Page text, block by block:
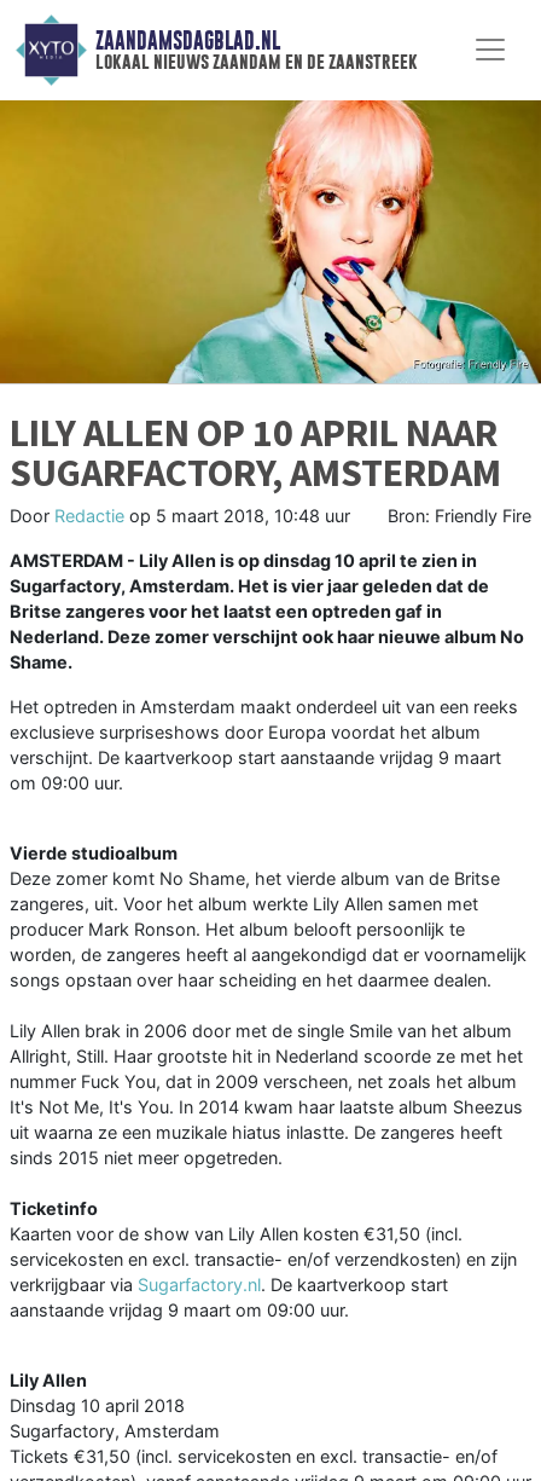
ZAANDAMSDAGBLAD.NL
lokaal nieuws zaandam en de zaanstreek
LILY ALLEN OP 10 APRIL NAAR
SUGARFACTORY, AMSTERDAM
Door Redactie op 5 maart 2018, 10:48 uur Bron: Friendly Fire
AMSTERDAM - Lily Allen is op dinsdag 10 april te zien in
Sugarfactory, Amsterdam. Het is vier jaar geleden dat de
Britse zangeres voor het laatst een optreden gaf in
Nederland. Deze zomer verschijnt ook haar nieuwe album No
Shame.
Het optreden in Amsterdam maakt onderdeel uit van een reeks
exclusieve surpriseshows door Europa voordat het album
verschijnt. De kaartverkoop start aanstaande vrijdag 9 maart
om 09:00 uur.
Vierde studioalbum
Deze zomer komt No Shame, het vierde album van de Britse
zangeres, uit. Voor het album werkte Lily Allen samen met
producer Mark Ronson. Het album belooft persoonlijk te
worden, de zangeres heeft al aangekondigd dat er voornamelijk
songs opstaan over haar scheiding en het daarmee dealen.
Lily Allen brak in 2006 door met de single Smile van het album
Allright, Still. Haar grootste hit in Nederland scoorde ze met het
nummer Fuck You, dat in 2009 verscheen, net zoals het album
It's Not Me, It's You. In 2014 kwam haar laatste album Sheezus
uit waarna ze een muzikale hiatus inlastte. De zangeres heeft
sinds 2015 niet meer opgetreden.
Ticketinfo
Kaarten voor de show van Lily Allen kosten €31,50 (incl.
servicekosten en excl. transactie- en/of verzendkosten) en zijn
verkrijgbaar via Sugarfactory.nl. De kaartverkoop start
aanstaande vrijdag 9 maart om 09:00 uur.
Lily Allen
Dinsdag 10 april 2018
Sugarfactory, Amsterdam
Tickets €31,50 (incl. servicekosten en excl. transactie- en/of